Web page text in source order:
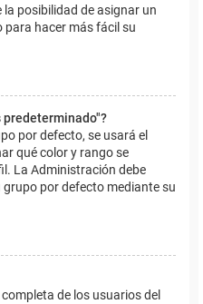
posibilidad de asignar un
para hacer más fácil su
predeterminado"?
por defecto, se usará el
qué color y rango se
La Administración debe
por defecto mediante su
de los usuarios del